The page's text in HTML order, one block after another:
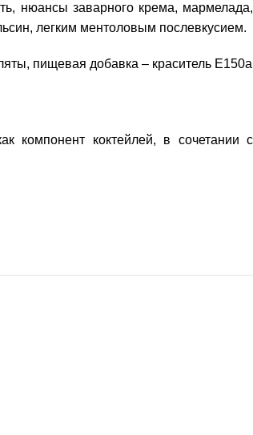
нюансы заварного крема, мармелада,
легким ментоловым послевкусием.
пищевая добавка – краситель Е150а
компонент коктейлей, в сочетании с